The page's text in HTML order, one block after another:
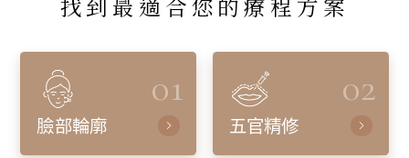
找到最適合您的療程方案
01
臉部輪廓
02
五官精修